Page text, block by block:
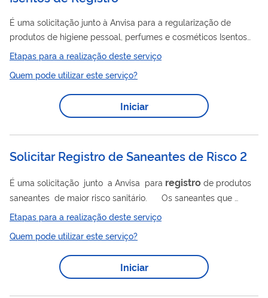
É uma solicitação junto à Anvisa para a regularização de
produtos de higiene pessoal, perfumes e cosméticos Isentos
deRegistro. A notificação é necessária, conforme a resolução
RDC Nº 907, de 2024. São isentos de
produtos que não fazem parte do art. 34, da RDC Nº 907, de
2024, bem como aqueles que não são enquadrados como
produtos cosméticos destinados a fixar e/ou modelar os
Etapas para a realização deste serviço
Quem pode utilizar este serviço?
Iniciar
Solicitar Registro de Saneantes de Risco 2
É uma solicitação junto a Anvisa para registro de produtos
saneantes de maior risco sanitário. Os saneantes que
precisam de registrosão: detergentes (incluindo
(produtos corrosivos); desinfetantes (destinados ao uso geral,
à indústria de alimentos e afins, para aplicação em roupas e
tecidos, para tratamento de piscinas e água para consumo, a
Etapas para a realização deste serviço
Quem pode utilizar este serviço?
Iniciar